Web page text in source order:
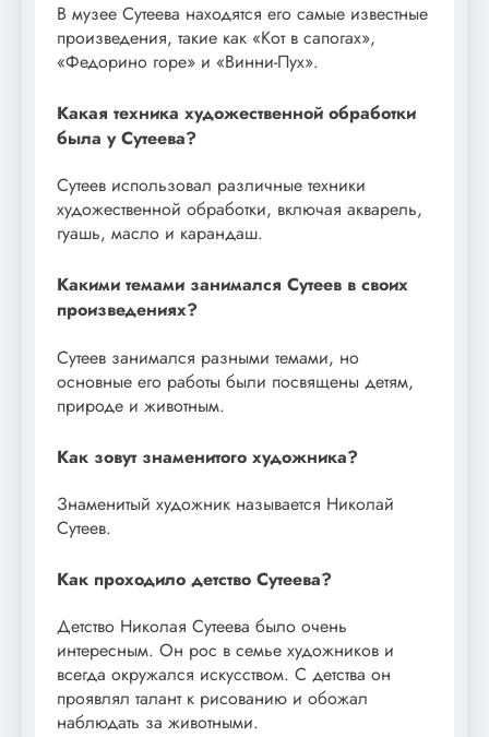
В музее Сутеева находятся его самые известные
произведения, такие как «Кот в сапогах»,
«Федорино горе» и «Винни-Пух».
Какая техника художественной обработки
была у Сутеева?
Сутеев использовал различные техники
художественной обработки, включая акварель,
гуашь, масло и карандаш.
Какими темами занимался Сутеев в своих
произведениях?
Сутеев занимался разными темами, но
основные его работы были посвящены детям,
природе и животным.
Как зовут знаменитого художника?
Знаменитый художник называется Николай
Сутеев.
Как проходило детство Сутеева?
Детство Николая Сутеева было очень
интересным. Он рос в семье художников и
всегда окружался искусством. С детства он
проявлял талант к рисованию и обожал
наблюдать за животными.